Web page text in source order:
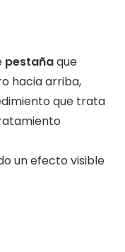
pestañaque
hacia arriba,
que trata
un efecto visible